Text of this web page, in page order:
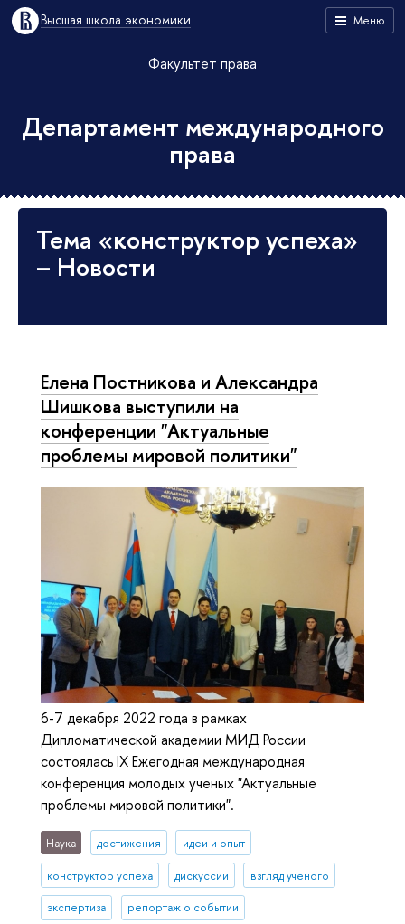
Меню
Высшая школа экономики
Факультет права
Департамент международного
права
Тема «конструктор успеха»
– Новости
Елена Постникова и Александра
Шишкова выступили на
конференции "Актуальные
проблемы мировой политики"
6-7 декабря 2022 года в рамках
Дипломатической академии МИД России
состоялась IX Ежегодная международная
конференция молодых ученых "Актуальные
проблемы мировой политики".
Наука достижения идеи и опыт
конструктор успеха дискуссии взгляд ученого
экспертиза репортаж о событии